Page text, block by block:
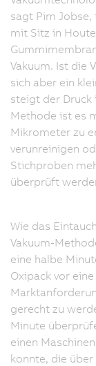
sagt Pim
mit Sitz in
Vakuum. Ist die
sich aber ein
steigt der Druck
Methode ist es
Mikrometer zu
verunreinigen
Stichproben
überprüft
Wie das
Vakuum-
eine halbe
Oxipack vor
gerecht zu
Minute
einen
konnte, die